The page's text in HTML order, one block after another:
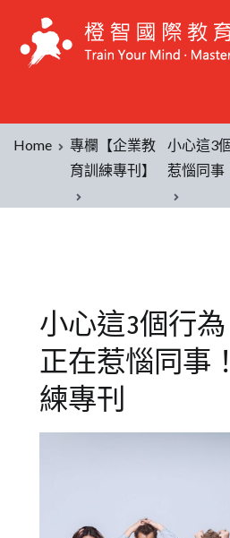
Home
專欄【企業教
育訓練專刊】
小心這3
惹惱同事
小心這3個行
正在惹惱同事
練專刊